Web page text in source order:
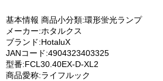
基本情報 商品小分類:環形蛍光ランプ
メーカー:ホタルクス
ブランド:HotaluX
JANコード:4904323403325
型番:FCL30.40EX-D-XL2
商品愛称:ライフルック